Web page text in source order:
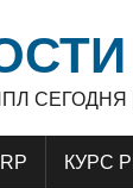
СЕГОДНЯ
КУРС